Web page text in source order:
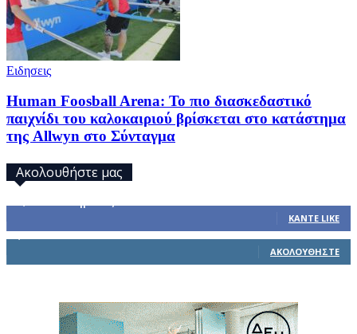
Ειδησεις
Human Foosball Arena: Το πιο διασκεδαστικό
παιχνίδι του καλοκαιριού βρίσκεται στο κατάστημα
της Allwyn στο Σύνταγμα
Ακολουθήστε μας
ΚΆΝΤΕ LIKE
ΑΚΟΛΟΥΘΉΣΤΕ